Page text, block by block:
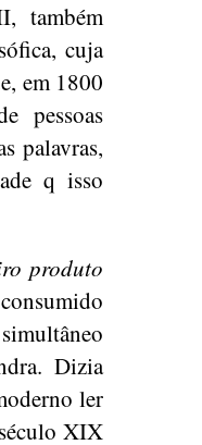
também
cuja
em 1800
pessoas
palavras,
q isso
produto
Dizia
ler
XIX